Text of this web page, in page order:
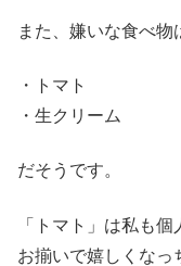
また、嫌いな食べ物
・トマト
・生クリーム
だそうです。
「トマト」は私も
お揃いで嬉しくな